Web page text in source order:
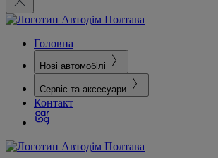
Головна
Нові автомобілі
Сервіс та аксесуари
Контакт